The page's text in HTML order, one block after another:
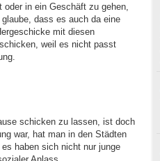
in ein Geschäft zu gehen,
dass es auch da eine
mit diesen
weil es nicht passt
schicken zu lassen, ist doch
war, hat man in den Städten
haben sich nicht nur junge